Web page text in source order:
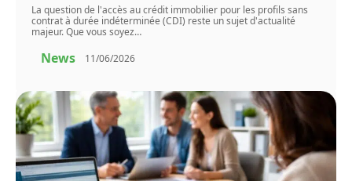
La question de l'accès au crédit immobilier pour les profils sans
contrat à durée indéterminée (CDI) reste un sujet d'actualité
majeur. Que vous soyez…
News 11/06/2026